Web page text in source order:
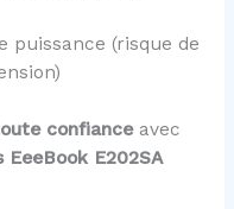
puissance (risque de
confianceavec
EeeBook E202SA